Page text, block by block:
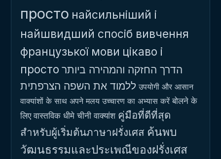
просто найсильніший і
найшвидший спосіб вивчення
французької мови цікаво і
просто הדרך החזקה והמהירה ביותר
ללמוד את השפה הצרפתית उपयोगी और आसान
वाक्यांशों के साथ अपने मलय उच्चारण का अभ्यास करें बोलने के
लिए वास्तविक धीमे चीनी वाक्यांश คู่มือที่ดีที่สุด
สำหรับผู้เริ่มต้นภาษาฝรั่งเศส ค้นพบ
วัฒนธรรมและประเพณีของฝรั่งเศส